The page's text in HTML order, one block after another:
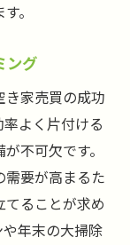
。
ング
家売買の成功
よく片付ける
不可欠です。
要が高まるた
ることが求め
年末の大掃除